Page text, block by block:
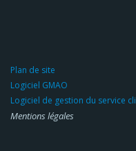
Plan de site
Logiciel GMAO
Logiciel de gestion du service
Mentions légales